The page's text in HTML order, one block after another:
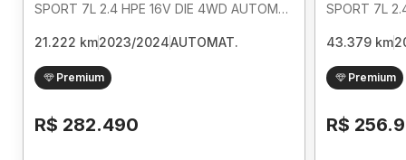
SPORT 7L 2.4 HPE 16V DIE 4WD AUTOMATICO
21.222 km2023/2024AUTOMAT.
Premium
R$ 282.490
43.379 km
Premium
R$